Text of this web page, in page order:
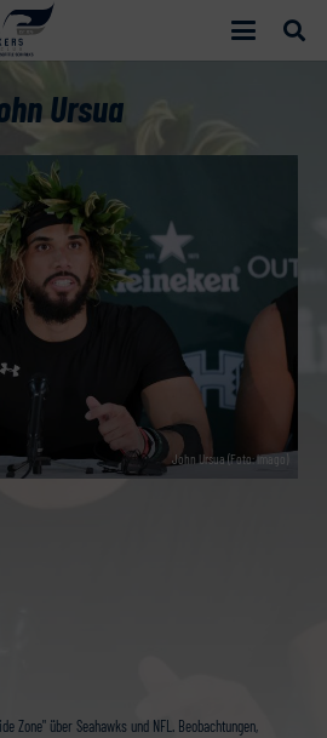
Zone" über Seahawks und NFL. Beobachtungen,
Ursua
John Ursua (Foto: imago)